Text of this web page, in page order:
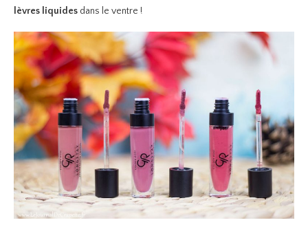
lèvres liquides dans le ventre !